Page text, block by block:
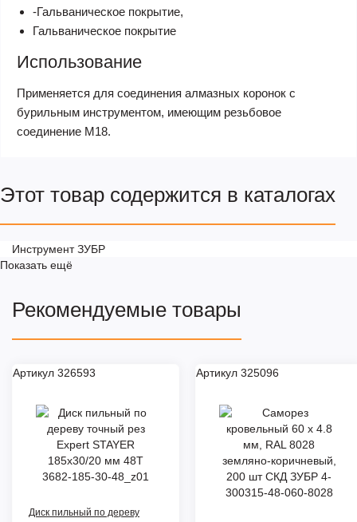
-Гальваническое покрытие,
Гальваническое покрытие
Использование
Применяется для соединения алмазных коронок с
бурильным инструментом, имеющим резьбовое
соединение М18.
Этот товар содержится в каталогах
Инструмент ЗУБР
Показать ещё
Рекомендуемые товары
Артикул 326593
Диск пильный по дереву
Артикул 325096